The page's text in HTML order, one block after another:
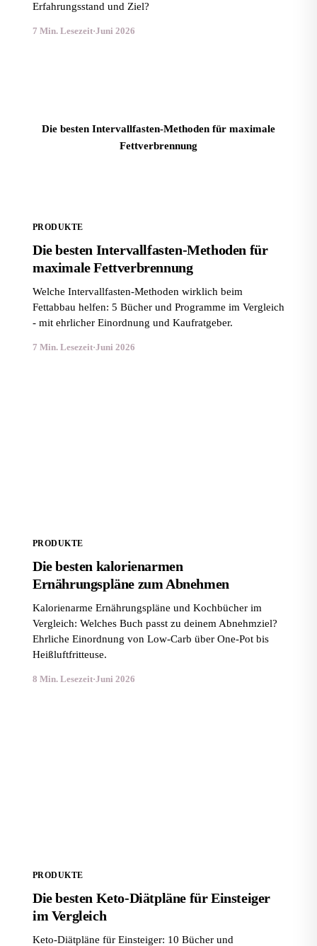
Erfahrungsstand und Ziel?
7 Min. Lesezeit·Juni 2026
Die besten Intervallfasten-Methoden für maximale
Fettverbrennung
PRODUKTE
Die besten Intervallfasten-Methoden für
maximale Fettverbrennung
Welche Intervallfasten-Methoden wirklich beim
Fettabbau helfen: 5 Bücher und Programme im Vergleich
- mit ehrlicher Einordnung und Kaufratgeber.
7 Min. Lesezeit·Juni 2026
PRODUKTE
Die besten kalorienarmen
Ernährungspläne zum Abnehmen
Kalorienarme Ernährungspläne und Kochbücher im
Vergleich: Welches Buch passt zu deinem Abnehmziel?
Ehrliche Einordnung von Low-Carb über One-Pot bis
Heißluftfritteuse.
8 Min. Lesezeit·Juni 2026
PRODUKTE
Die besten Keto-Diätpläne für Einsteiger
im Vergleich
Keto-Diätpläne für Einsteiger: 10 Bücher und